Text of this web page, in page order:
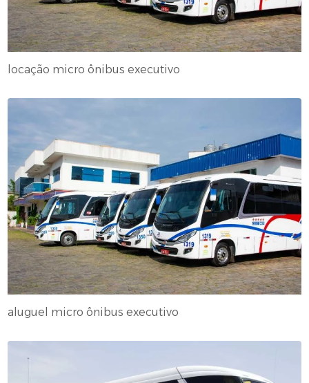
locação micro ônibus executivo
aluguel micro ônibus executivo